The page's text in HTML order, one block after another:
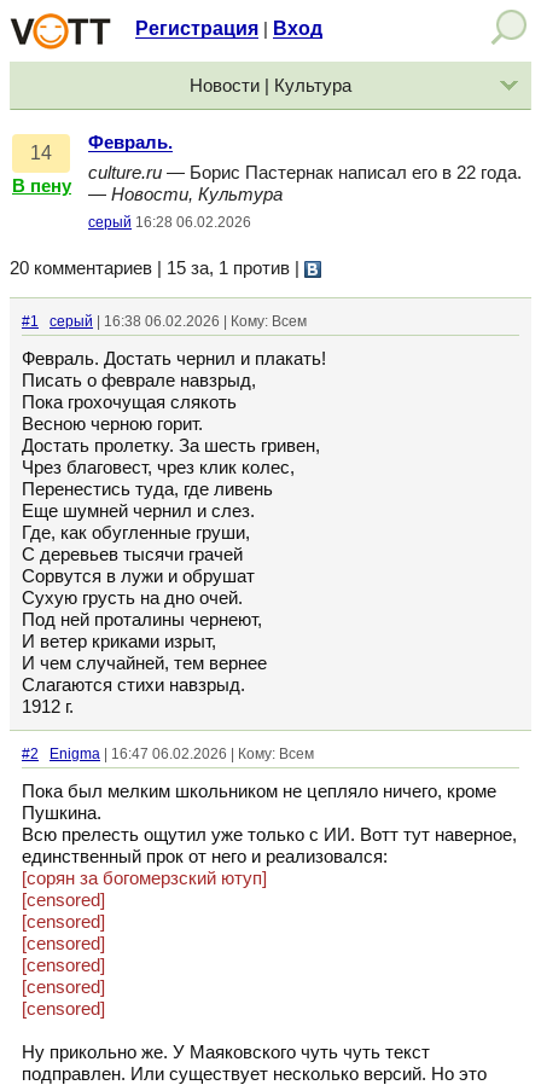
Регистрация Вход
Новости | Культура
14
В пену
Февраль.
culture.ru — Борис Пастернак написал его в 22 года.
— Новости, Культура
серый 16:28 06.02.2026
20 комментариев | 15 за, 1 против
#1 серый | 16:38 06.02.2026 | Кому: Всем
Февраль. Достать чернил и плакать!
Писать о феврале навзрыд,
Пока грохочущая слякоть
Весною черною горит.
Достать пролетку. За шесть гривен,
Чрез благовест, чрез клик колес,
Перенестись туда, где ливень
Еще шумней чернил и слез.
Где, как обугленные груши,
С деревьев тысячи грачей
Сорвутся в лужи и обрушат
Сухую грусть на дно очей.
Под ней проталины чернеют,
И ветер криками изрыт,
И чем случайней, тем вернее
Слагаются стихи навзрыд.
1912 г.
#2 Enigma | 16:47 06.02.2026 | Кому: Всем
Пока был мелким школьником не цепляло ничего, кроме
Пушкина.
Всю прелесть ощутил уже только с ИИ. Вотт тут наверное,
единственный прок от него и реализовался:
[сорян за богомерзский ютуп]
[censored]
[censored]
[censored]
[censored]
[censored]
[censored]
Ну прикольно же. У Маяковского чуть чуть текст
подправлен. Или существует несколько версий. Но это